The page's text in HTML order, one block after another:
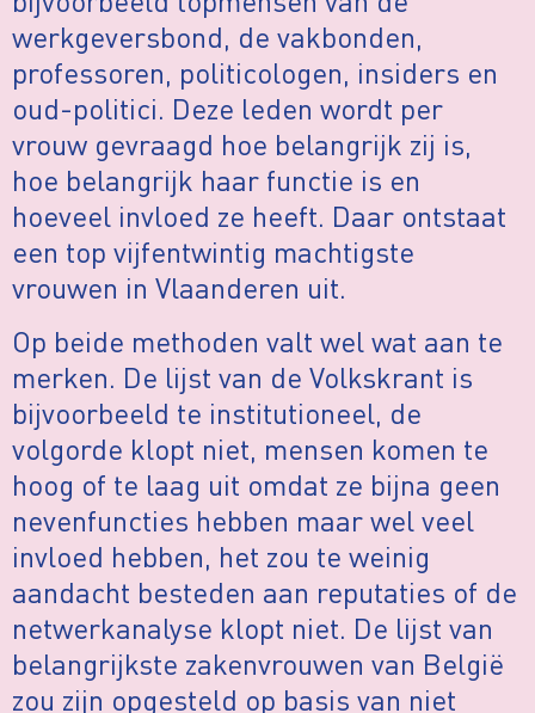
werkgeversbond, de vakbonden,
professoren, politicologen, insiders en
oud-politici. Deze leden wordt per
vrouw gevraagd hoe belangrijk zij is,
hoe belangrijk haar functie is en
hoeveel invloed ze heeft. Daar ontstaat
een top vijfentwintig machtigste
vrouwen in Vlaanderen uit.
Op beide methoden valt wel wat aan te
merken. De lijst van de Volkskrant is
bijvoorbeeld te institutioneel, de
volgorde klopt niet, mensen komen te
hoog of te laag uit omdat ze bijna geen
nevenfuncties hebben maar wel veel
invloed hebben, het zou te weinig
aandacht besteden aan reputaties of de
netwerkanalyse klopt niet. De lijst van
belangrijkste zakenvrouwen van België
zou zijn opgesteld op basis van niet